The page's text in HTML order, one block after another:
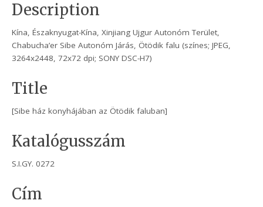
Description
Kína, Északnyugat-Kína, Xinjiang Ujgur Autonóm Terület,
Chabucha’er Sibe Autonóm Járás, Ötödik falu (színes; JPEG,
3264x2448, 72x72 dpi; SONY DSC-H7)
Title
[Sibe ház konyhájában az Ötödik faluban]
Katalógusszám
S.I.GY. 0272
Cím